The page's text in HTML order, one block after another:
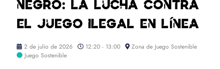
negro: la lucha contra
el juego ilegal en línea
2 de julio de 2026 12:20 - 13:00
Zona de Juego Sostenible
Juego Sostenible